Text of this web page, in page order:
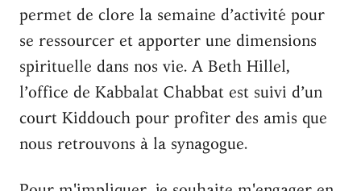
permet de clore la semaine d’activité pour
se ressourcer et apporter une dimensions
spirituelle dans nos vie. A Beth Hillel,
l’office de Kabbalat Chabbat est suivi d’un
court Kiddouch pour profiter des amis que
nous retrouvons à la synagogue.